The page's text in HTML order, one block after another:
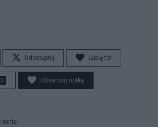
Udostępnij Lubię to!
3 Obserwuj notkę
mnie